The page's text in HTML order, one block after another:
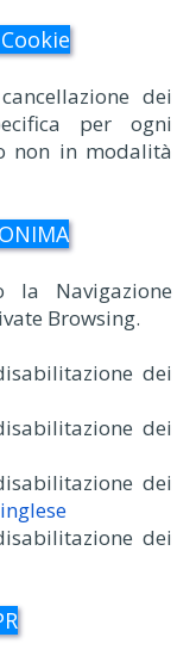
dei
per ogni
non in modalità
la Navigazione
Browsing.
dei
dei
dei
dei